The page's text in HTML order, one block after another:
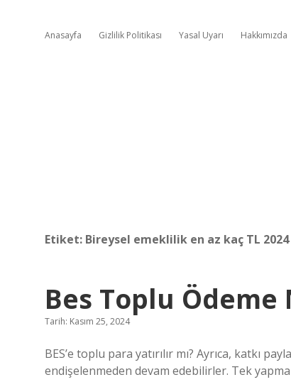
Anasayfa Gizlilik Politikası Yasal Uyarı Hakkımızda
Etiket: Bireysel emeklilik en az kaç TL 2024
Bes Toplu Ödeme
Tarih: Kasım 25, 2024
BES’e toplu para yatırılır mı? Ayrıca, katkı
endişelenmeden devam edebilirler. Tek